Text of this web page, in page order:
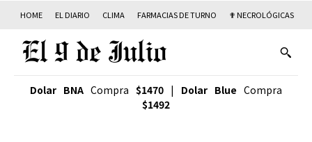
HOME EL DIARIO CLIMA FARMACIAS DE TURNO ✟ NECROLÓGICAS
Dolar BNA Compra $1470 | Dolar Blue Compra
$1492